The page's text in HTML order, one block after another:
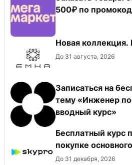
500₽ по
Новая
До 31 августа, 2026
Записаться на
тему «Инженер
вводный курс»
Бесплатный курс
покупке
До 31 декабря, 2026